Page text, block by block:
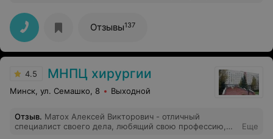
меньше слов, больше дела. Маме нужно было
обследовать желудок перед операцией, мы не
понимаем,какое отношение имеет желудок к
сердечным проблемам,но то что есть, то есть. Первый
раз обнаружили эрозии и нам по совету врача надо
Второй раз , слава Богу, эрозий уже не было и мы не
переносили госпитализацию. Спасибо Вам! за советы и
внимательное отношение!
Отзывы137
4.5 МНПЦ хирургии
Минск, ул. Семашко, 8 Выходной
Отзыв. Матох Алексей Викторович - отличный
специалист своего дела, любящий свою профессию,
Еще